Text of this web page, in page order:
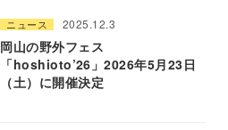
ニュース 2025.12.3
岡山の野外フェス
「hoshioto’26」2026年5月23日
（土）に開催決定